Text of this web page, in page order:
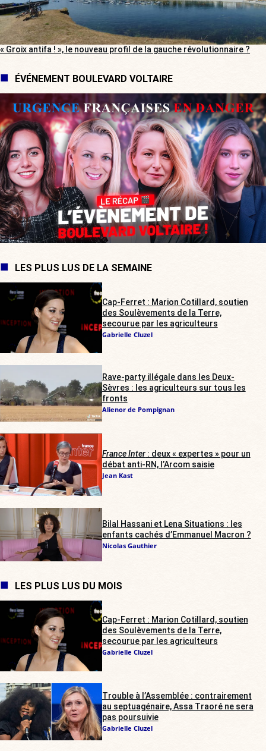
« Groix antifa ! », le nouveau profil de la gauche révolutionnaire ?
ÉVÉNEMENT BOULEVARD VOLTAIRE
LES PLUS LUS DE LA SEMAINE
Cap-Ferret : Marion Cotillard, soutien
des Soulèvements de la Terre,
secourue par les agriculteurs
Gabrielle Cluzel
Rave-party illégale dans les Deux-
Sèvres : les agriculteurs sur tous les
fronts
Alienor de Pompignan
France Inter: deux « expertes » pour un
débat anti-RN, l’Arcom saisie
Jean Kast
Bilal Hassani et Lena Situations : les
enfants cachés d’Emmanuel Macron ?
Nicolas Gauthier
LES PLUS LUS DU MOIS
Cap-Ferret : Marion Cotillard, soutien
des Soulèvements de la Terre,
secourue par les agriculteurs
Gabrielle Cluzel
Trouble à l’Assemblée : contrairement
au septuagénaire, Assa Traoré ne sera
pas poursuivie
Gabrielle Cluzel